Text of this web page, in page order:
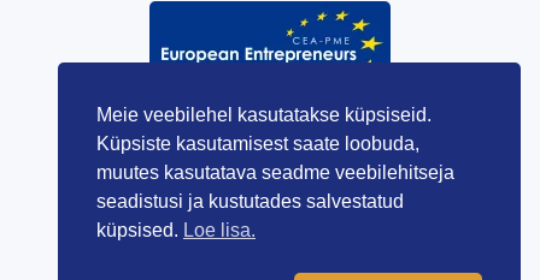
Meie veebilehel kasutatakse küpsiseid.
Küpsiste kasutamisest saate loobuda,
muutes kasutatava seadme veebilehitseja
seadistusi ja kustutades salvestatud
küpsised. Loe lisa.